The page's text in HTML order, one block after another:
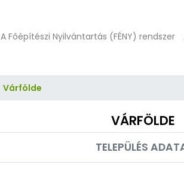
A Főépítészi Nyilvántartás (FÉNY) rendszer
Várfölde
VÁRFÖLDE
TELEPÜLÉS